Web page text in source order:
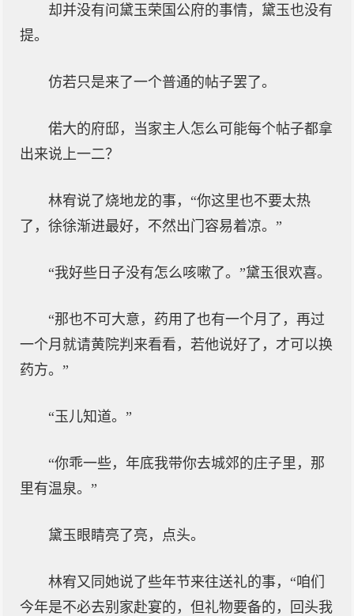
却并没有问黛玉荣国公府的事情，黛玉也没有
提。
仿若只是来了一个普通的帖子罢了。
偌大的府邸，当家主人怎么可能每个帖子都拿
出来说上一二？
林宥说了烧地龙的事，“你这里也不要太热
了，徐徐渐进最好，不然出门容易着凉。”
“我好些日子没有怎么咳嗽了。”黛玉很欢喜。
“那也不可大意，药用了也有一个月了，再过
一个月就请黄院判来看看，若他说好了，才可以换
药方。”
“玉儿知道。”
“你乖一些，年底我带你去城郊的庄子里，那
里有温泉。”
黛玉眼睛亮了亮，点头。
林宥又同她说了些年节来往送礼的事，“咱们
今年是不必去别家赴宴的，但礼物要备的，回头我